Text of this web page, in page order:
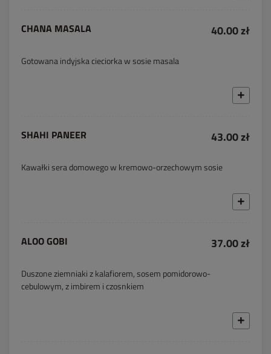
CHANA MASALA 40.00 zł
Gotowana indyjska cieciorka w sosie masala
SHAHI PANEER 43.00 zł
Kawałki sera domowego w kremowo-orzechowym sosie
ALOO GOBI 37.00 zł
Duszone ziemniaki z kalafiorem, sosem pomidorowo-
cebulowym, z imbirem i czosnkiem